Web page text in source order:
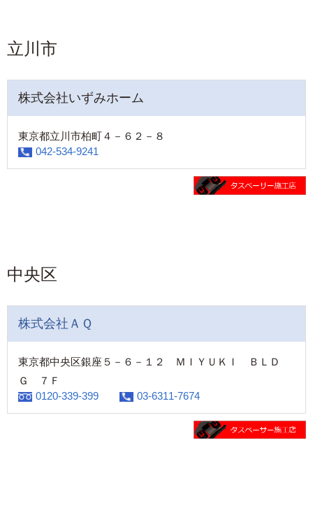
立川市
株式会社いずみホーム
東京都立川市柏町４－６２－８
042-534-9241
中央区
株式会社ＡＱ
東京都中央区銀座５－６－１２ ＭＩＹＵＫＩ ＢＬＤ
Ｇ ７Ｆ
0120-339-399
03-6311-7674